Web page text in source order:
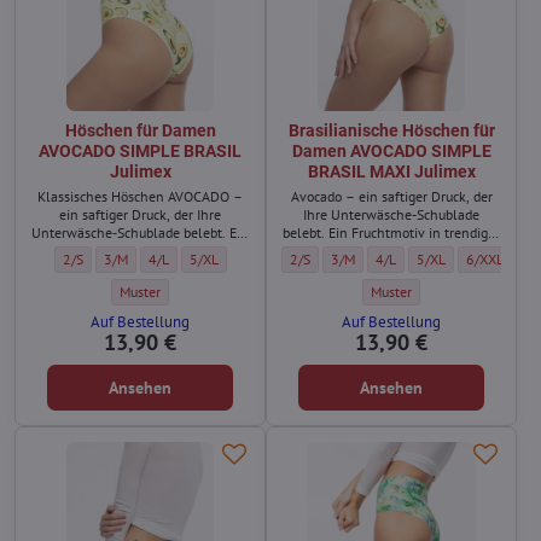
Höschen für Damen
AVOCADO SIMPLE BRASIL
Julimex
Klassisches Höschen AVOCADO –
ein saftiger Druck, der Ihre
Unterwäsche-Schublade belebt. Ein
Farbe? Das wird garantiert
Aufmerksamkeit erregen!
Höschen für Damen AVOCADO SIMPLE BRASIL Julimex - Größe:
2/S Höschen für Damen AVOCADO SIMPLE BRASIL Julimex - Größe:
3/M Höschen für Damen AVOCADO SIMPLE BRASIL Julimex - Größe:
4/L Höschen für Damen AVOCADO SIMPLE BRASIL Julimex -
5/XL
Höschen für Damen AVOCADO SIMPLE BRASIL Julimex - Farbe:
Muster
Auf Bestellung
13,90 €
Ansehen
Brasilianische Höschen für
Damen AVOCADO SIMPLE
BRASIL MAXI Julimex
Avocado – ein saftiger Druck, der
Ihre Unterwäsche-Schublade
belebt. Ein Fruchtmotiv in trendiger
Aufmerksamkeit erregen!
Brasilianische Höschen für Damen
2/S Brasilianische Höschen für Damen
3/M Brasilianische Höschen für
4/L Brasilianische
5/XL
6/XXL
Brasilianische Höschen für
Muster
Auf Bestellung
13,90 €
Ansehen